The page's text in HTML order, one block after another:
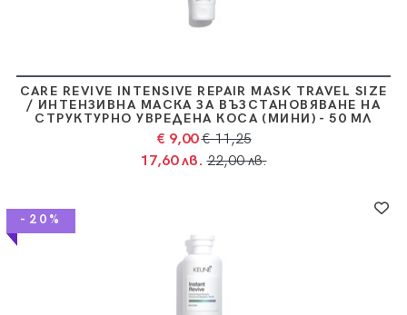
CARE REVIVE INTENSIVE REPAIR MASK TRAVEL SIZE
/ ИНТЕНЗИВНА МАСКА ЗА ВЪЗСТАНОВЯВАНЕ НА
СТРУКТУРНО УВРЕДЕНА КОСА (МИНИ) - 50 МЛ
€ 9,00 € 11,25
17,60 лв. 22,00 лв.
-20%